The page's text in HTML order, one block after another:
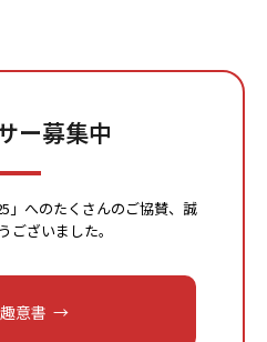
ー募集中
のたくさんのご協賛、誠
ございました。
意書